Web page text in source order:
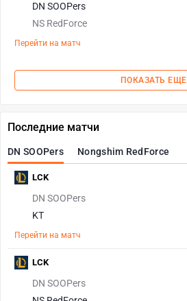
DN SOOPers
NS RedForce
Перейти на матч
ПОКАЗАТЬ ЕЩЕ
Последние матчи
DN SOOPers Nongshim RedForce
DN SOOPers
KT
Перейти на матч
LCK
DN SOOPers
LCK